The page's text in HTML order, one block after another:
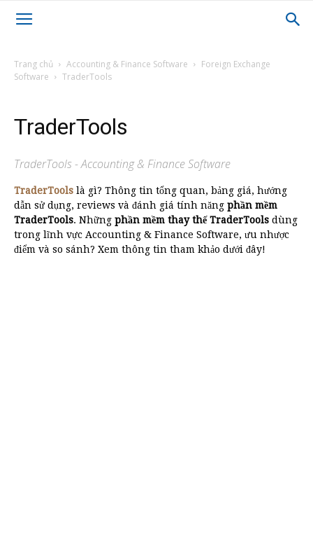
Trang chủ Accounting & Finance Software
Foreign Exchange
Software
TraderTools
TraderTools
TraderTools - Accounting & Finance Software
TraderTools là gì? Thông tin tổng quan, bảng giá, hướng
dẫn sử dụng, reviews và đánh giá tính năng phần mềm
TraderTools. Những phần mềm thay thế TraderTools dùng
trong lĩnh vực Accounting & Finance Software, ưu nhược
điểm và so sánh? Xem thông tin tham khảo dưới đây!